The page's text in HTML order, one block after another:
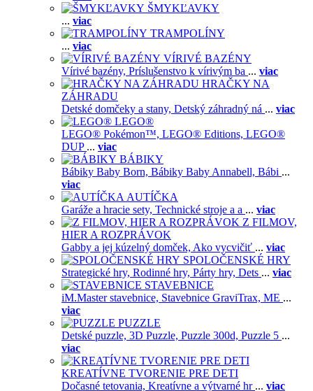
ŠMYKĽAVKY
... viac
TRAMPOLÍNY
... viac
VÍRIVÉ BAZÉNY
Vírivé bazény, Príslušenstvo k vírivým ba ... viac
HRAČKY NA
ZÁHRADU
Detské domčeky a stany, Detský záhradný ná ... viac
LEGO®
LEGO® Pokémon™, LEGO® Editions, LEGO®
DUP ... viac
BÁBIKY
Bábiky Baby Born, Bábiky Baby Annabell, Bábi ...
viac
AUTÍČKA
Garáže a hracie sety, Technické stroje a a ... viac
Z FILMOV,
HIER A ROZPRÁVOK
Gabby a jej kúzelný domček, Ako vycvičiť ... viac
SPOLOČENSKÉ HRY
Strategické hry, Rodinné hry, Párty hry, Dets ... viac
STAVEBNICE
iM.Master stavebnice, Stavebnice GraviTrax, ME ...
viac
PUZZLE
Detské puzzle, 3D Puzzle, Puzzle 300d, Puzzle 5 ...
viac
KREATÍVNE TVORENIE PRE DETI
Dočasné tetovania, Kreatívne a výtvarné hr ... viac